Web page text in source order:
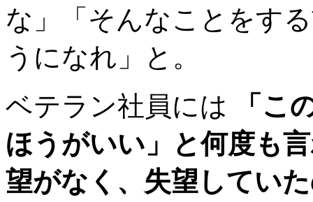
な」「そんなことをす
うになれ」と。
ベテラン社員には
「こ
ほうがいい」と何度も
望がなく、失望してい